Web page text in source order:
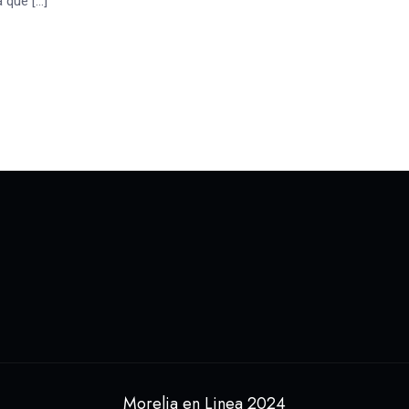
Morelia en Linea 2024